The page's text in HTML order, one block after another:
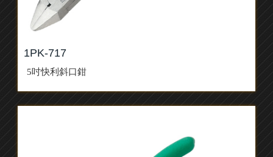
1PK-717
5吋快利斜口鉗